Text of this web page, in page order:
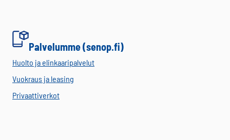
Palvelumme (senop.fi)
Huolto ja elinkaaripalvelut
Vuokraus ja leasing
Privaattiverkot